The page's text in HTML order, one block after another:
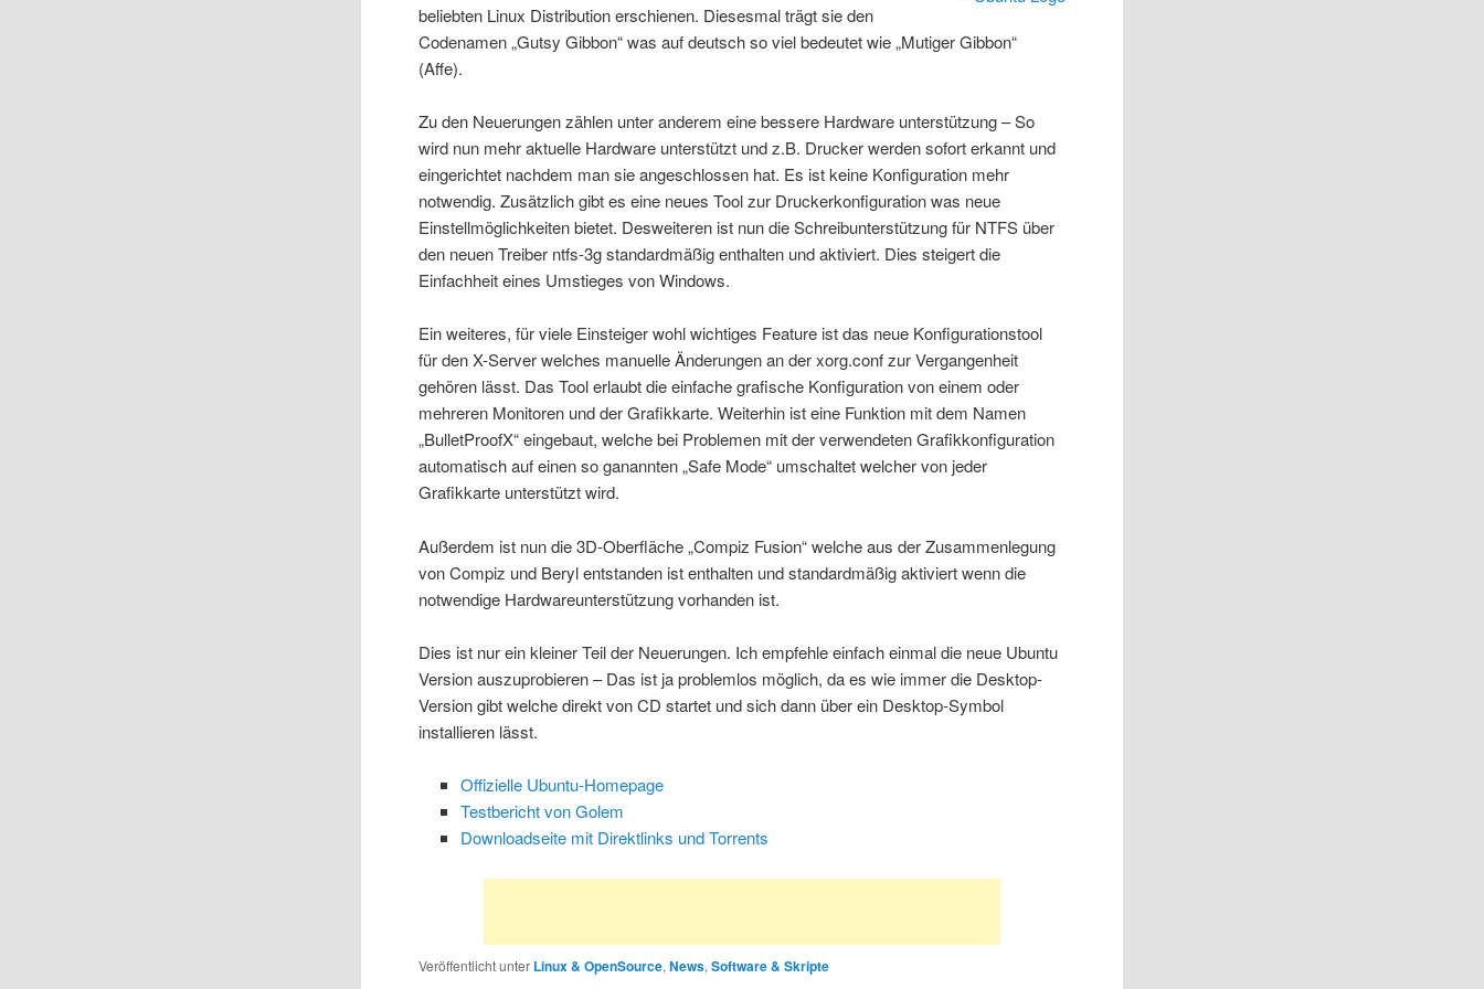
beliebten Linux Distribution erschienen. Diesesmal trägt sie den
Codenamen „Gutsy Gibbon“ was auf deutsch so viel bedeutet wie„Mutiger Gibbon“
(Affe).
Zu den Neuerungen zählen unter anderem eine bessere Hardware unterstützung – So
wird nun mehr aktuelle Hardware unterstützt und z.B. Drucker werden sofort erkannt und
eingerichtet nachdem man sie angeschlossen hat. Es ist keine Konfiguration mehr
notwendig. Zusätzlich gibt es eine neues Tool zur Druckerkonfiguration was neue
Einstellmöglichkeiten bietet. Desweiteren ist nun die Schreibunterstützung für NTFS über
den neuen Treiber ntfs-3g standardmäßig enthalten und aktiviert. Dies steigert die
Einfachheit eines Umstieges von Windows.
Ein weiteres, für viele Einsteiger wohl wichtiges Feature ist das neue Konfigurationstool
für den X-Server welches manuelle Änderungen an der xorg.conf zur Vergangenheit
gehören lässt. Das Tool erlaubt die einfache grafische Konfiguration von einem oder
mehreren Monitoren und der Grafikkarte. Weiterhin ist eine Funktion mit dem Namen
„BulletProofX“ eingebaut, welche bei Problemen mit der verwendeten Grafikkonfiguration
automatisch auf einen so ganannten „Safe Mode“ umschaltet welcher von jeder
Grafikkarte unterstützt wird.
Außerdem ist nun die 3D-Oberfläche „Compiz Fusion“ welche aus der Zusammenlegung
von Compiz und Beryl entstanden ist enthalten und standardmäßig aktiviert wenn die
notwendige Hardwareunterstützung vorhanden ist.
Dies ist nur ein kleiner Teil der Neuerungen. Ich empfehle einfach einmal die neue Ubuntu
Version auszuprobieren – Das ist ja problemlos möglich, da es wie immer die Desktop-
Version gibt welche direkt von CD startet und sich dann über ein Desktop-Symbol
installieren lässt.
Offizielle Ubuntu-Homepage
Testbericht von Golem
Downloadseite mit Direktlinks und Torrents
Veröffentlicht unter Linux & OpenSource,News,Software & Skripte